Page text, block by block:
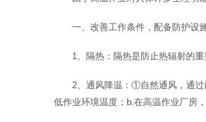
一、改善工作条件，配备防护设
1、隔热：隔热是防止热辐射的
2、通风降温：①自然通风，通
低作业环境温度；b.在高温作业厂房